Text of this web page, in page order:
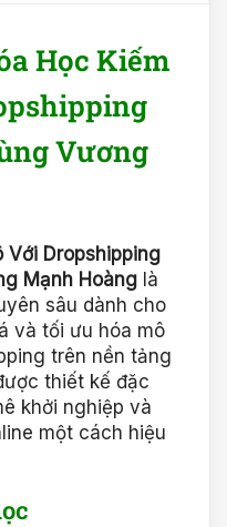
Học Kiếm
Vương
Với Dropshipping
Mạnh Hoàng là
sâu dành cho
và tối ưu hóa mô
trên nền tảng
thiết kế đặc
khởi nghiệp và
một cách hiệu